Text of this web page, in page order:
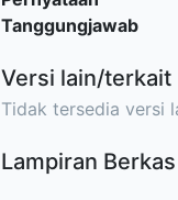
Tanggungjawab
Versi lain/terkait
Tidak tersedia versi
Lampiran Berkas